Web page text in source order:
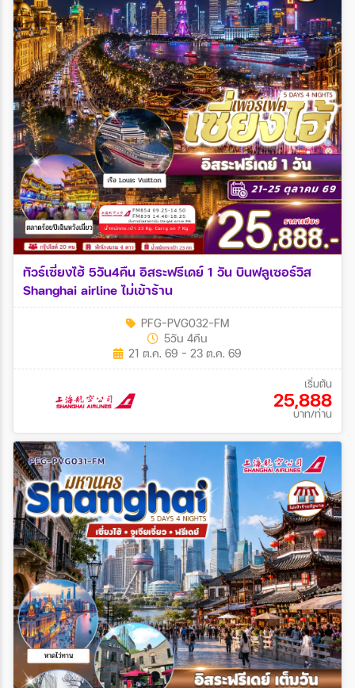
ทัวร์เซี่ยงไฮ้ 5วัน4คืน อิสระฟรีเดย์ 1 วัน บินฟลูเซอร์วิส
Shanghai airline ไม่เข้าร้าน
PFG-PVG032-FM
5วัน 4คืน
21 ต.ค. 69 - 23 ต.ค. 69
เริ่มต้น
25,888
บาท/ท่าน